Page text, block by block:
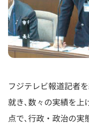
フジテレビ報道記者
就き､数々の実績を上
点で､行政・政治の実